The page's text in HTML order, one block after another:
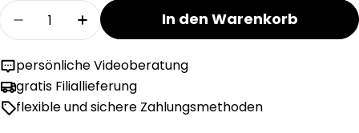
Menge
Menge für MODUL Schrank-
Menge für MODUL Schrank-
In den Warenkorb
persönliche Videoberatung
gratis Filiallieferung
flexible und sichere Zahlungsmethoden